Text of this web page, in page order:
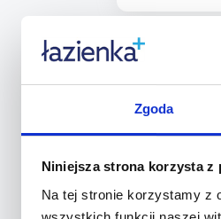
Zgoda
Niniejsza strona korzysta z
Na tej stronie korzystamy z